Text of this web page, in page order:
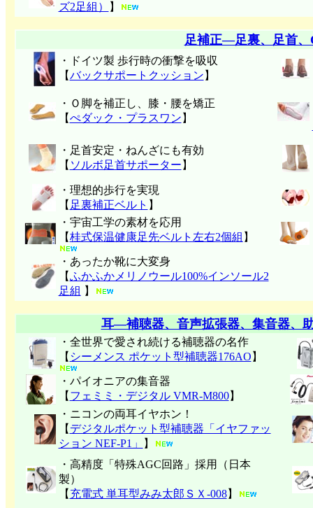
ズ2足組）
】
足補正―足裏、足首
・ドイツ製 歩行時の衝撃を吸収
【バックサポートクッション 】
・Ｏ脚を補正し、膝・腰を矯正
【ぺダック・プラスワン 】
・足首安定・ねんざにも有効
【 ソルボ足首サポーター 】
・理想的歩行を実現
【 足裏補正ベルト 】
・宇宙工学の素材を応用
【桂式保温健康足先ベルト左右2個組 】
・あったか靴に大変身
【ふかふかメリノウール100%インソール2
足組 】
耳―補聴器、音声拡張器、集音器、
・全世界で愛され続ける補聴器の名作
【 シーメンス ポケット型補聴器176AO 】
・パイオニアの集音器
【 フェミミ・デジタル VMR-M800】
・ニコンの両耳イヤホン！
【 デジタルポケット型補聴器「イヤファッ
ション NEF-P1」
】
・高精度「特殊AGC回路」採用（日本
製）
【 充電式 単耳型みみ太郎ＳＸ-008】